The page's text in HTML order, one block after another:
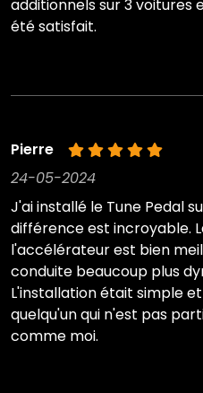
additionnels sur 3 voitures
été satisfait.
Pierre
24-05-2024
J'ai installé le Tune Pedal
différence est incroyable.
l'accélérateur est bien
conduite beaucoup plus
L'installation était simple
quelqu'un qui n'est pas
comme moi.